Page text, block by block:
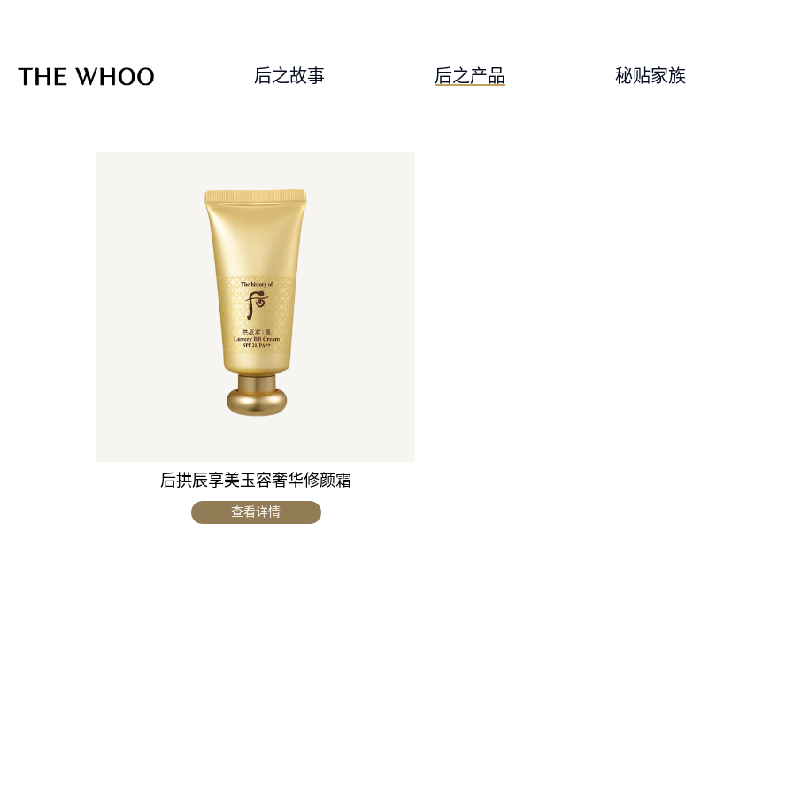
后之故事 后之产品 秘贴家族
后拱辰享美玉容奢华修颜霜
查看详情